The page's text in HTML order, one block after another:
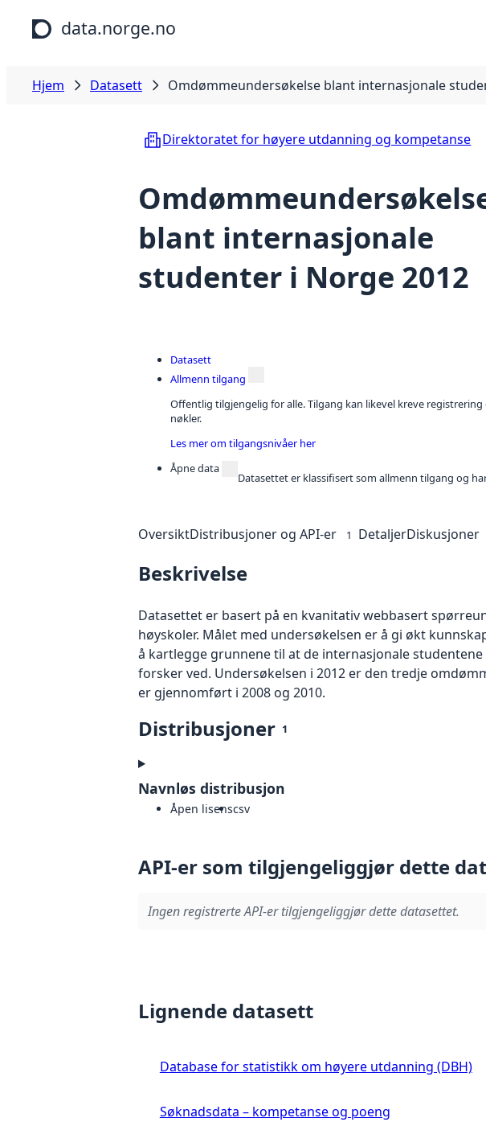
Hopp til hovedinnhold
data.norge.no
Hjem Datasett Omdømmeundersøkelse blant internasjonale
Direktoratet for høyere utdanning og kompetanse
blant internasjonale
studenter i Norge 2012
Datasett
Allmenn tilgang
Offentlig tilgjengelig for alle. Tilgang kan likevel kreve
nøkler.
Les mer om tilgangsnivåer her
Åpne data
Datasettet er klassifisert som allmenn tilgang og
OversiktDistribusjoner og API-er 1 DetaljerDiskusjoner
Beskrivelse
Datasettet er basert på en kvanitativ webbasert
høyskoler. Målet med undersøkelsen er å gi økt
å kartlegge grunnene til at de internasjonale
forsker ved. Undersøkelsen i 2012 er den tredje
er gjennomført i 2008 og 2010.
Distribusjoner 1
Navnløs distribusjon
Åpen lisenscsv
API-er som tilgjengeliggjør dette
Ingen registrerte API-er tilgjengeliggjør dette datasettet.
Lignende datasett
Database for statistikk om høyere utdanning (DBH)
Søknadsdata – kompetanse og poeng